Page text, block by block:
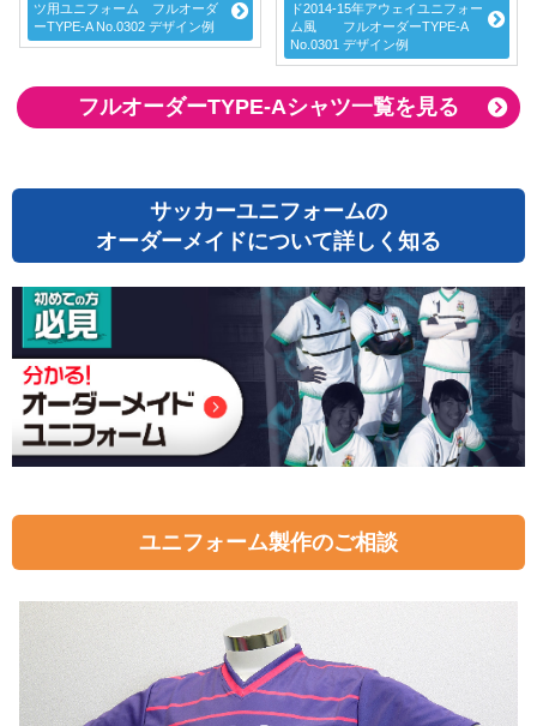
ツ用ユニフォーム フルオーダ
ーTYPE-A No.0302 デザイン例
ド2014-15年アウェイユニフォー
ム風 フルオーダーTYPE-A
No.0301 デザイン例
フルオーダーTYPE-Aシャツ一覧を見る
サッカーユニフォームの
オーダーメイドについて詳しく知る
ユニフォーム製作のご相談